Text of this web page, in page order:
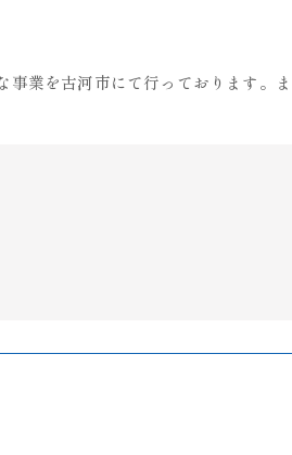
業を古河市にて行っております。